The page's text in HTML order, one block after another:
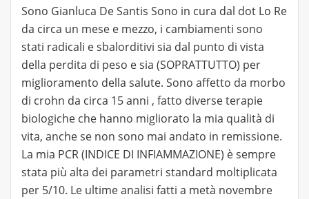
Sono Gianluca De Santis Sono in cura dal dot Lo Re
da circa un mese e mezzo, i cambiamenti sono
stati radicali e sbalorditivi sia dal punto di vista
della perdita di peso e sia (SOPRATTUTTO) per
miglioramento della salute. Sono affetto da morbo
di crohn da circa 15 anni , fatto diverse terapie
biologiche che hanno migliorato la mia qualità di
vita, anche se non sono mai andato in remissione.
La mia PCR (INDICE DI INFIAMMAZIONE) è sempre
stata più alta dei parametri standard moltiplicata
per 5/10. Le ultime analisi fatti a metà novembre